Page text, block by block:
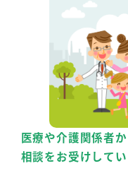
医療や介護関係者
相談をお受けして